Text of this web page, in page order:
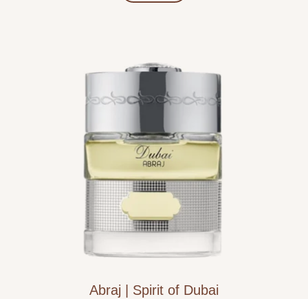
Abraj | Spirit of Dubai